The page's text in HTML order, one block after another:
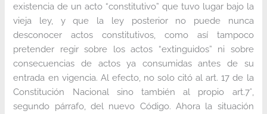
existencia de un acto “constitutivo” que tuvo lugar bajo la
vieja ley, y que la ley posterior no puede nunca
desconocer actos constitutivos, como así tampoco
pretender regir sobre los actos “extinguidos” ni sobre
consecuencias de actos ya consumidas antes de su
entrada en vigencia. Al efecto, no solo citó al art. 17 de la
Constitución Nacional sino también al propio art.7°,
segundo párrafo, del nuevo Código. Ahora la situación